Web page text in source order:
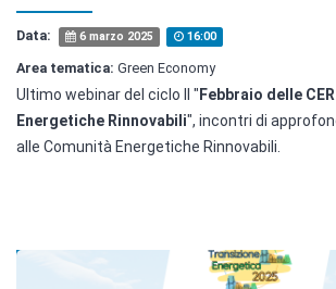
Data: 6 marzo 2025 16:00
Area tematica: Green Economy
Ultimo webinar del ciclo Il " Febbraio delle
Energetiche Rinnovabili", incontri di
alle Comunità Energetiche Rinnovabili.